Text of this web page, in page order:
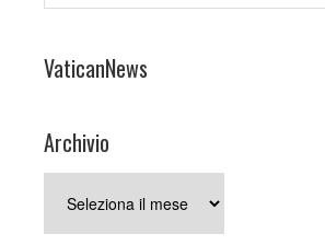
VaticanNews
Archivio